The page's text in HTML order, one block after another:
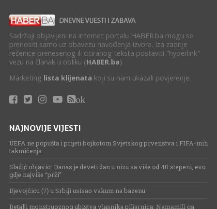
Sadržaji objavljeni na internet portalu HABER.ba mogu se
prenositi samo uz obavezu navođenja izvora. Iza zadnje
rečenice prenesenog ili citiranog teksta postaviti "hyperlink"
vezu na članak u obliku (HABER.ba).
Marketing lista klijenata koji su nam ukazali povjerenje.
ok
NAJNOVIJE VIJESTI
UEFA ne popušta i prijeti bojkotom Svjetskog prvenstva i FIFA-inih
takmičenja
Sladić objavio: Danas je deveti dan u nizu sa više od 40 stepeni, evo
gdje najviše “prži”
Djevojčicu (7) u Srbiji usisao vakum na bazenu
Detalji monstruoznog ubistva vlasnika piljarnica: Namamili ga